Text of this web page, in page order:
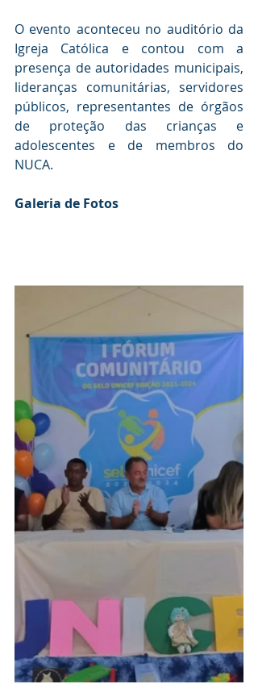
O evento aconteceu no auditório da
Igreja Católica e contou com a
presença de autoridades municipais,
lideranças comunitárias, servidores
públicos, representantes de órgãos
de proteção das crianças e
adolescentes e de membros do
NUCA.
Galeria de Fotos